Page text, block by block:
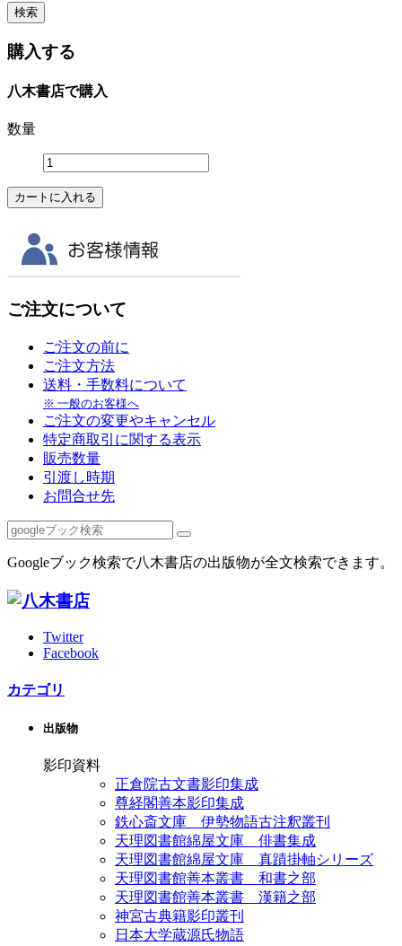
購入する
八木書店で購入
数量
ご注文について
ご注文の前に
ご注文方法
送料・手数料について
※ 一般のお客様へ
ご注文の変更やキャンセル
特定商取引に関する表示
販売数量
引渡し時期
お問合せ先
Googleブック検索で八木書店の出版物が全文検索できます。
Twitter
Facebook
カテゴリ
出版物
影印資料
正倉院古文書影印集成
尊経閣善本影印集成
鉄心斎文庫 伊勢物語古注釈叢刊
天理図書館綿屋文庫 俳書集成
天理図書館綿屋文庫 真蹟掛軸シリーズ
天理図書館善本叢書 和書之部
天理図書館善本叢書 漢籍之部
神宮古典籍影印叢刊
日本大学蔵源氏物語